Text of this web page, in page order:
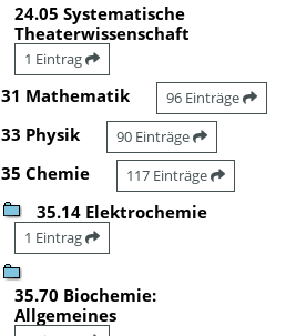
24.05 Systematische
Theaterwissenschaft
1 Eintrag
31 Mathematik 96 Einträge
33 Physik 90 Einträge
35 Chemie 117 Einträge
35.14 Elektrochemie
1 Eintrag
35.70 Biochemie:
Allgemeines